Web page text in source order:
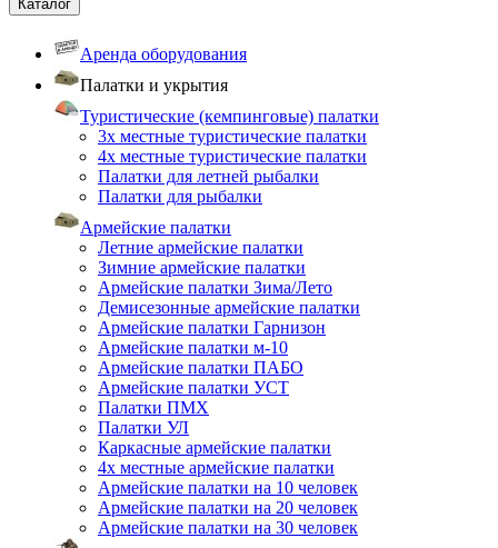
Каталог
Аренда оборудования
Палатки и укрытия
Туристические (кемпинговые) палатки
3х местные туристические палатки
4х местные туристические палатки
Палатки для летней рыбалки
Палатки для рыбалки
Армейские палатки
Летние армейские палатки
Зимние армейские палатки
Армейские палатки Зима/Лето
Демисезонные армейские палатки
Армейские палатки Гарнизон
Армейские палатки м-10
Армейские палатки ПАБО
Армейские палатки УСТ
Палатки ПМХ
Палатки УЛ
Каркасные армейские палатки
4х местные армейские палатки
Армейские палатки на 10 человек
Армейские палатки на 20 человек
Армейские палатки на 30 человек